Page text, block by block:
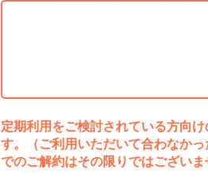
定期利用をご検討されている方向
す。（ご利用いただいて合わなか
でのご解約はその限りではございま